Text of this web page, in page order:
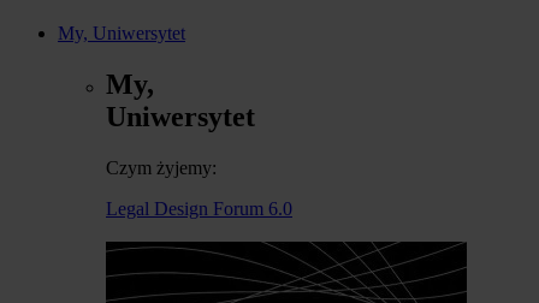
My, Uniwersytet
My,
Uniwersytet
Czym żyjemy:
Legal Design Forum 6.0